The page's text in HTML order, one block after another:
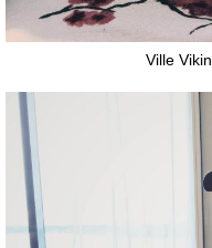
Ville